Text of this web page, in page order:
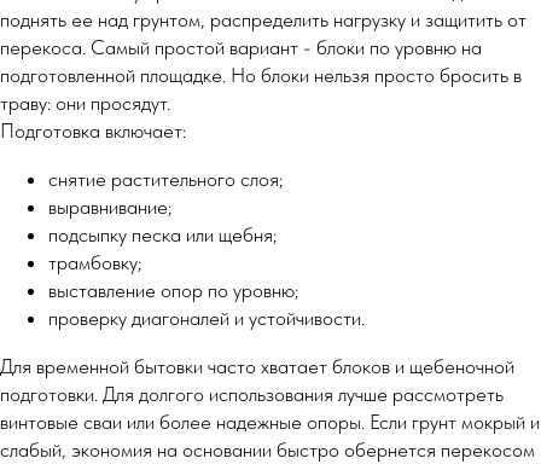
поднять ее над грунтом, распределить нагрузку и защитить от
перекоса. Самый простой вариант - блоки по уровню на
подготовленной площадке. Но блоки нельзя просто бросить в
траву: они просядут.
Подготовка включает:
снятие растительного слоя;
выравнивание;
подсыпку песка или щебня;
трамбовку;
выставление опор по уровню;
проверку диагоналей и устойчивости.
Для временной бытовки часто хватает блоков и щебеночной
подготовки. Для долгого использования лучше рассмотреть
винтовые сваи или более надежные опоры. Если грунт мокрый и
слабый, экономия на основании быстро обернется перекосом